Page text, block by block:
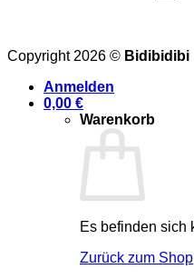
Copyright 2026 © Bidibidibi
Anmelden
0,00 €
Warenkorb
Es befinden sich
Zurück zum Shop